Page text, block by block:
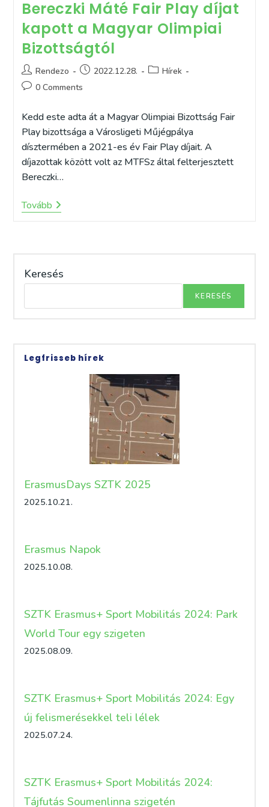
Bereczki Máté Fair Play díjat
kapott a Magyar Olimpiai
Bizottságtól
Post
author:
Rendezo
Post2022.12.28.
PostHírek
Post0 Comments
Kedd este adta át a Magyar Olimpiai Bizottság Fair
Play bizottsága a Városligeti Műjégpálya
dísztermében a 2021-es év Fair Play díjait. A
díjazottak között volt az MTFSz által felterjesztett
Bereczki…
TovábbBereczki
Máté
Magyar
Olimpiai
Keresés
KERESÉS
Legfrisseb hírek
ErasmusDays SZTK 2025
2025.10.21.
Erasmus Napok
2025.10.08.
SZTK Erasmus+ Sport Mobilitás 2024: Park
World Tour egy szigeten
2025.08.09.
SZTK Erasmus+ Sport Mobilitás 2024: Egy
új felismerésekkel teli lélek
2025.07.24.
SZTK Erasmus+ Sport Mobilitás 2024:
Tájfutás Soumenlinna szigetén